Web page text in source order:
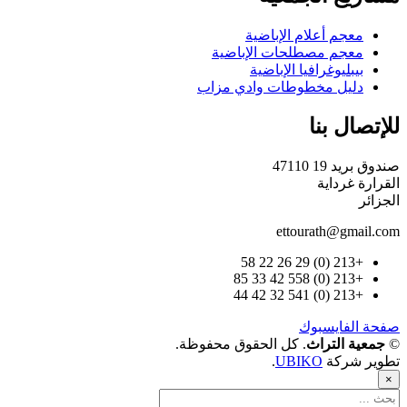
معجم أعلام الإباضية
معجم مصطلحات الإباضية
بيبليوغرافيا الإباضية
دليل مخطوطات وادي مزاب
بنا
19 47110
غرداية
الفايسبوك
التراث . كل الحقوق محفوظة.
شركةUBIKO
.